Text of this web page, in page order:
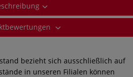
bezieht sich ausschließlich auf
in unseren Filialen können